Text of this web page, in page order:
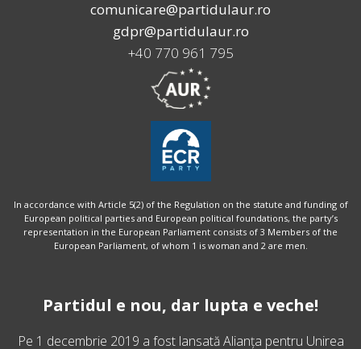
comunicare@partidulaur.ro
gdpr@partidulaur.ro
+40 770 961 795
In accordance with Article 5(2) of the Regulation on the statute and funding of
European political parties and European political foundations, the party’s
representation in the European Parliament consists of 3 Members of the
European Parliament, of whom 1 is woman and 2 are men.
Partidul e nou, dar lupta e veche!
Pe 1 decembrie 2019 a fost lansatăAlianța pentru Unirea